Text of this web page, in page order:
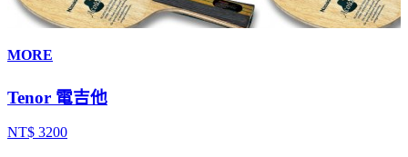
MORE
Tenor 電吉他
NT$ 3200